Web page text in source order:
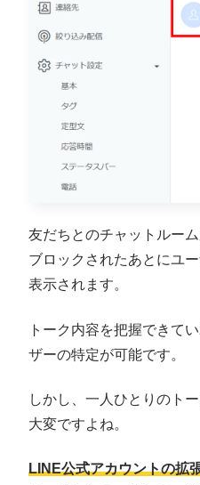
友だちとのチャットルー
ブロックされたあとにユー
表示されます。
トーク内容を把握できて
ザーの特定が可能です。
しかし、一人ひとりのト
大変ですよね。
LINE公式アカウントの拡